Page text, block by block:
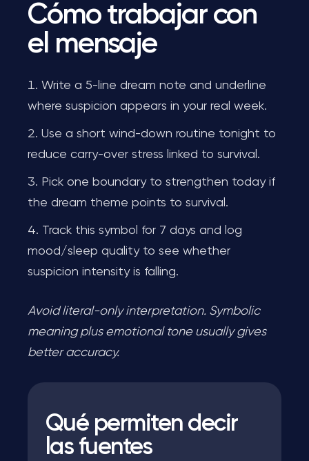
Cómo trabajar con
el mensaje
Write a 5-line dream note and underline
where suspicion appears in your real week.
Use a short wind-down routine tonight to
reduce carry-over stress linked to survival.
Pick one boundary to strengthen today if
the dream theme points to survival.
Track this symbol for 7 days and log
mood/sleep quality to see whether
suspicion intensity is falling.
Avoid literal-only interpretation. Symbolic
meaning plus emotional tone usually gives
better accuracy.
Qué permiten decir
las fuentes